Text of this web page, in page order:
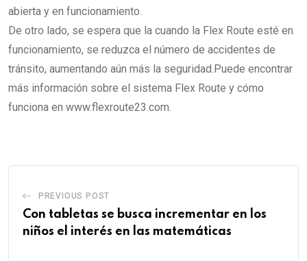
abierta y en funcionamiento.
De otro lado, se espera que la cuando la Flex Route esté en
funcionamiento, se reduzca el número de accidentes de
tránsito, aumentando aún más la seguridad.Puede encontrar
más información sobre el sistema Flex Route y cómo
funciona en www.flexroute23.com.
PREVIOUS POST
Con tabletas se busca incrementar en los
niños el interés en las matemáticas